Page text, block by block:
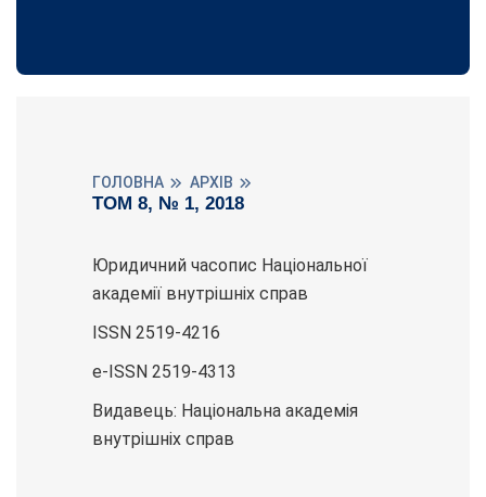
ГОЛОВНА АРХІВ
ТОМ 8, № 1, 2018
Юридичний часопис Національної
академії внутрішніх справ
ISSN 2519-4216
e-ISSN 2519-4313
Видавець: Національна академія
внутрішніх справ